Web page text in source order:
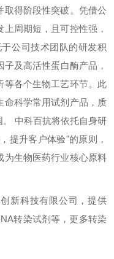
取得阶段性突破。凭借公
周期短，且可控性强，
于公司技术团队的研发积
及高活性蛋白酶产品，
等各个生物工艺环节。此
命科学常用试剂产品，质
中科百抗将依托自身研
提升客户体验"的原则，
为生物医药行业核心原料
新科技有限公司，提供
转染试剂等，更多转染